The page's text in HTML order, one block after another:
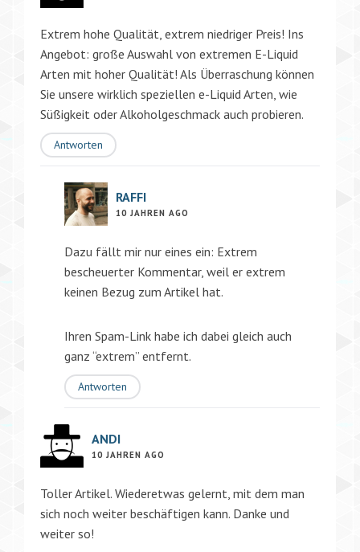
Extrem hohe Qualität, extrem niedriger Preis! Ins
Angebot: große Auswahl von extremen E-Liquid
Arten mit hoher Qualität! Als Überraschung können
Sie unsere wirklich speziellen e-Liquid Arten, wie
Süßigkeit oder Alkoholgeschmack auch probieren.
Antworten
RAFFI
10 JAHREN AGO
Dazu fällt mir nur eines ein: Extrem
bescheuerter Kommentar, weil er extrem
keinen Bezug zum Artikel hat.
Ihren Spam-Link habe ich dabei gleich auch
ganz “extrem” entfernt.
Antworten
ANDI
10 JAHREN AGO
Toller Artikel. Wiederetwas gelernt, mit dem man
sich noch weiter beschäftigen kann. Danke und
weiter so!